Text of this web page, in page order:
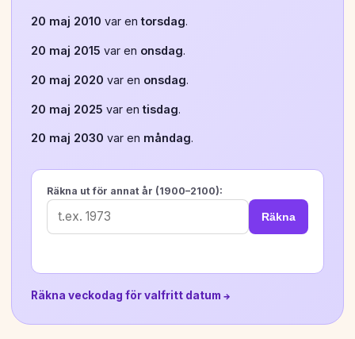
20 maj 2010 var en torsdag.
20 maj 2015 var en onsdag.
20 maj 2020 var en onsdag.
20 maj 2025 var entisdag.
20 maj 2030 var en måndag.
Räkna ut för annat år (1900–2100):
Räkna
Räkna veckodag för valfritt datum →